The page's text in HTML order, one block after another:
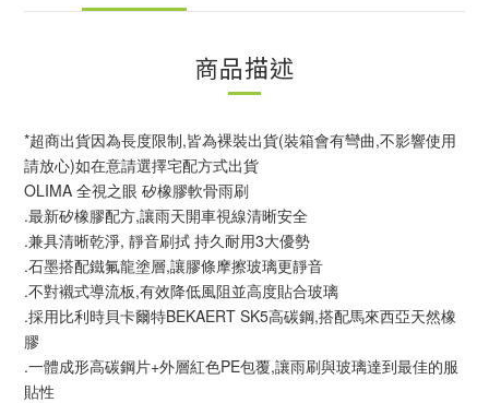
商品描述
*超商出貨因為長度限制,皆為裸裝出貨(裝箱會有彎曲,不影響使用
請放心)如在意請選擇宅配方式出貨
OLIMA 全視之眼 矽橡膠軟骨雨刷
.最新矽橡膠配方,讓雨天開車視線清晰安全
.兼具清晰乾淨, 靜音刷拭 持久耐用3大優勢
.石墨搭配鐵氟龍塗層,讓膠條摩擦玻璃更靜音
.不對襯式導流板,有效降低風阻並高度貼合玻璃
.採用比利時貝卡爾特BEKAERT SK5高碳鋼,搭配馬來西亞天然橡
膠
.一體成形高碳鋼片+外層紅色PE包覆,讓雨刷與玻璃達到最佳的服
貼性